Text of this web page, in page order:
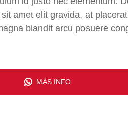
amet elit gravida, at
blandit arcu posuere
MÁS INFO